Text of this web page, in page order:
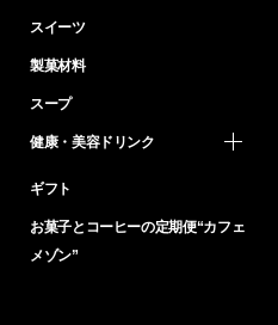
スイーツ
製菓材料
スープ
健康・美容ドリンク
ギフト
お菓子とコーヒーの定期便“カフェ
メゾン”